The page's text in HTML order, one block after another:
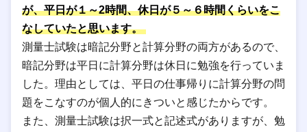
が、平日が１～2時間、休日が５～６時間くらいをこ
なしていたと思います。
測量士試験は暗記分野と計算分野の両方があるので、
暗記分野は平日に計算分野は休日に勉強を行っていま
した。理由としては、平日の仕事帰りに計算分野の問
題をこなすのが個人的にきついと感じたからです。
また、測量士試験は択一式と記述式がありますが、勉